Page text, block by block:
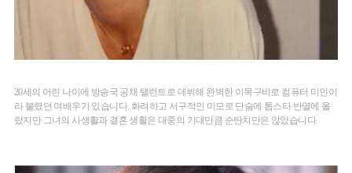
20세의 어린 나이에 방송국 공채 탤런트로 데뷔해 완벽한 이목구비로 컴퓨터 미인이
라 불렸던 여배우가 있습니다. 화려하고 서구적인 미모로 단숨에 톱스타 반열에 올
랐지만 그녀의 사생활과 결혼 생활은 대중의 기대만큼 순탄치만은 않았습니다.